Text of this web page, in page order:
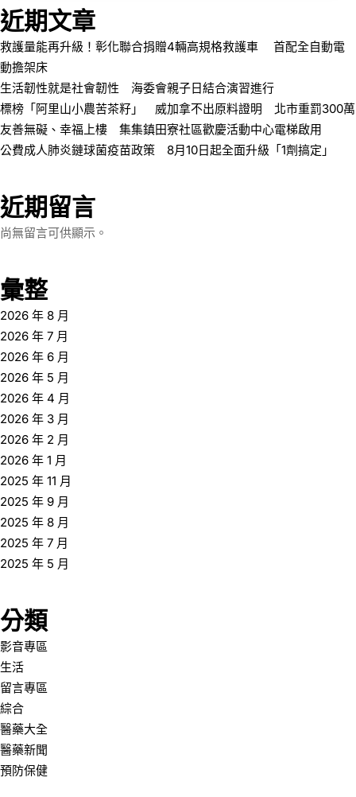
近期文章
救護量能再升級！彰化聯合捐贈4輛高規格救護車 首配全自動電
動擔架床
生活韌性就是社會韌性 海委會親子日結合演習進行
標榜「阿里山小農苦茶籽」 威加拿不出原料證明 北市重罰300萬
友善無礙、幸福上樓 集集鎮田寮社區歡慶活動中心電梯啟用
公費成人肺炎鏈球菌疫苗政策 8月10日起全面升級「1劑搞定」
近期留言
尚無留言可供顯示。
彙整
2026 年 8 月
2026 年 7 月
2026 年 6 月
2026 年 5 月
2026 年 4 月
2026 年 3 月
2026 年 2 月
2026 年 1 月
2025 年 11 月
2025 年 9 月
2025 年 8 月
2025 年 7 月
2025 年 5 月
分類
影音專區
生活
留言專區
綜合
醫藥大全
醫藥新聞
預防保健